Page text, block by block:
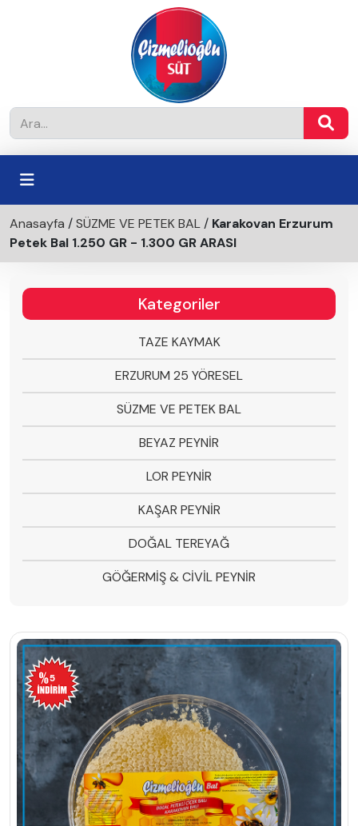
Anasayfa /SÜZME VE PETEK BAL / Karakovan Erzurum
Petek Bal 1.250 GR - 1.300 GR ARASI
Kategoriler
TAZE KAYMAK
ERZURUM 25 YÖRESEL
SÜZME VE PETEK BAL
BEYAZ PEYNİR
LOR PEYNİR
KAŞAR PEYNİR
DOĞAL TEREYAĞ
GÖĞERMİŞ & CİVİL PEYNİR
5